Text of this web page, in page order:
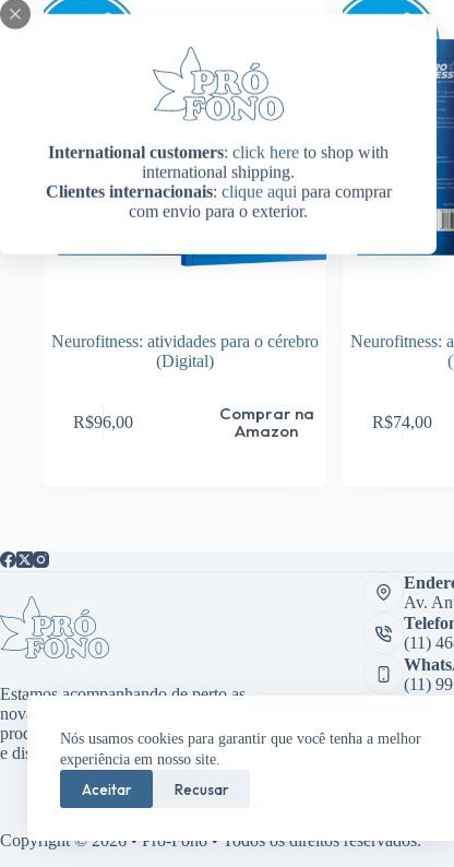
International customers: click here to shop with
international shipping.
Clientes internacionais: clique aqui para comprar
com envio para o exterior.
Nós usamos cookies para garantir que você tenha a melhor
experiência em nosso site.
Aceitar Recusar
Neurofitness: atividades para o cérebro
(Digital)
R$96,00
Comprar na
Amazon
Neurofitness:
R$74,00
Estamos acompanhando de perto as
novas tecnologias, desenvolvendo
produtos inovadores como aplicativos
e dispositivos médicos.
Av.
(11)
(11)
Sala
Clique
08:00
Copyright © 2026 • Pró-Fono • Todos os direitos reservados.